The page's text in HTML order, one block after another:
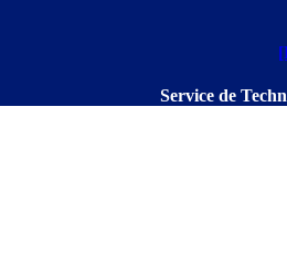
Service de